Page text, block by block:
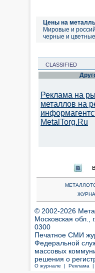
Цены на
Мировые и
черные и
CLASSIFIED
Реклама на
металлов на
MetalTorg.Ru
© 2002-2026
Московская обл.,
0300
Печатное СМИ
Федеральной
массовых
решения о
О журнале | Реклама |